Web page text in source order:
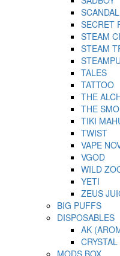
SCANDAL
SECRET
STEAM
STEAM
TALES
TATTOO
THE
THE
TIKI
TWIST
VAPE
VGOD
WILD
YETI
ZEUS
BIG PUFFS
DISPOSABLES
AK
CRYSTAL
MODS BOX